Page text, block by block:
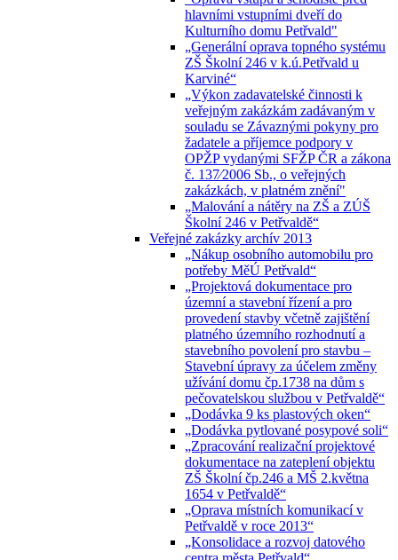
hlavními vstupními dveří do
Kulturního domu Petřvald"
„Generální oprava topného systému
ZŠ Školní 246 v k.ú.Petřvald u
Karviné“
„Výkon zadavatelské činnosti k
veřejným zakázkám zadávaným v
souladu se Závaznými pokyny pro
žadatele a příjemce podpory v
OPŽP vydanými SFŽP ČR a zákona
č. 137⁄2006 Sb., o veřejných
zakázkách, v platném znění"
„Malování a nátěry na ZŠ a ZÚŠ
Školní 246 v Petřvaldě“
Veřejné zakázky archív 2013
„Nákup osobního automobilu pro
potřeby MěÚ Petřvald“
„Projektová dokumentace pro
územní a stavební řízení a pro
provedení stavby včetně zajištění
platného územního rozhodnutí a
stavebního povolení pro stavbu –
Stavební úpravy za účelem změny
užívání domu čp.1738 na dům s
pečovatelskou službou v Petřvaldě“
„Dodávka 9 ks plastových oken“
„Dodávka pytlované posypové soli“
„Zpracování realizační projektové
dokumentace na zateplení objektu
ZŠ Školní čp.246 a MŠ 2.května
1654 v Petřvaldě“
„Oprava místních komunikací v
Petřvaldě v roce 2013“
„Konsolidace a rozvoj datového